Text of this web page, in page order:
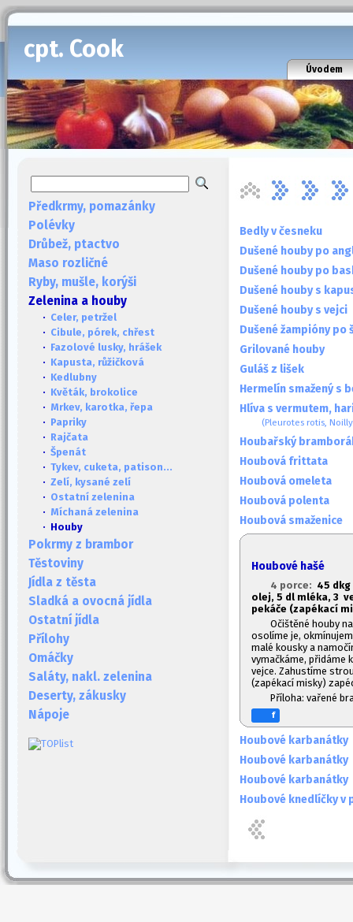
cpt. Cook
Úvodem
Předkrmy, pomazánky
Polévky
Drůbež, ptactvo
Maso rozličné
Ryby, mušle, korýši
Zelenina a houby
· Celer, petržel
· Cibule, pórek, chřest
· Fazolové lusky, hrášek
· Kapusta, růžičková
· Kedlubny
· Květák, brokolice
· Mrkev, karotka, řepa
· Papriky
· Rajčata
· Špenát
· Tykev, cuketa, patison...
· Zelí, kysané zelí
· Ostatní zelenina
· Míchaná zelenina
· Houby
Pokrmy z brambor
Těstoviny
Jídla z těsta
Sladká a ovocná jídla
Ostatní jídla
Přílohy
Omáčky
Saláty, nakl. zelenina
Deserty, zákusky
Nápoje
Bedly v česneku
Dušené houby po
Dušené houby po
Dušené houby s
Dušené houby s vejci
Dušené žampióny po
Grilované houby
Guláš z lišek
Hermelín smažený s
Hlíva s vermutem,
(Pleurotes rotis,
Houbařský
Houbová frittata
Houbová omeleta
Houbová polenta
Houbová smaženice
Houbové hašé
4 porce: 45
olej, 5 dl mléka, 3
pekáče (zapékací
Očištěné houby
osolíme je,
malé kousky a
vymačkáme, přidáme
vejce. Zahustíme
(zapékací misky)
Příloha: vařené
f
Houbové karbanátky
Houbové karbanátky
Houbové karbanátky
Houbové knedlíčky v